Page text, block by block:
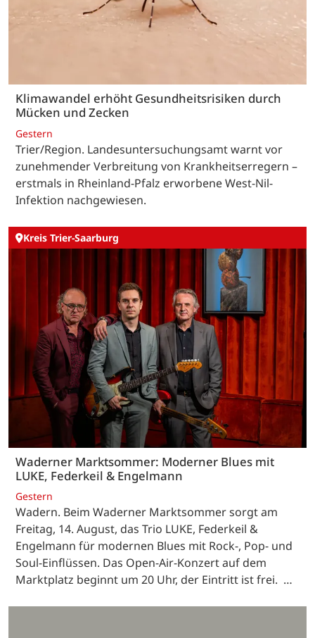
Klimawandel erhöht Gesundheitsrisiken durch
Mücken und Zecken
Gestern
Trier/Region. Landesuntersuchungsamt warnt vor
zunehmender Verbreitung von Krankheitserregern –
erstmals in Rheinland-Pfalz erworbene West-Nil-
Infektion nachgewiesen.
Kreis Trier-Saarburg
Waderner Marktsommer: Moderner Blues mit
LUKE, Federkeil & Engelmann
Gestern
Wadern. Beim Waderner Marktsommer sorgt am
Freitag, 14. August, das Trio LUKE, Federkeil &
Engelmann für modernen Blues mit Rock-, Pop- und
Soul-Einflüssen. Das Open-Air-Konzert auf dem
Marktplatz beginnt um 20 Uhr, der Eintritt ist frei. …